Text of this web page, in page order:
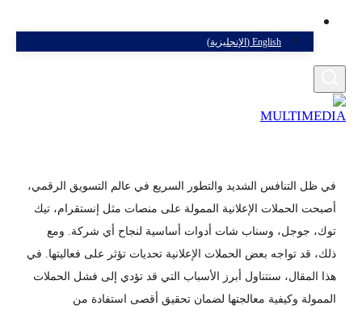
English
( الإنجليزية)
في ظل التنافس الشديد والتطور السريع في عالم التسويق الرقمي،
أصبحت الحملات الإعلانية الممولة على منصات مثل إنستقرام، تيك
توك، جوجل، وسناب شات أدوات أساسية لنجاح أي شركة. ومع
ذلك، قد تواجه بعض الحملات الإعلانية تحديات تؤثر على فعاليتها. في
هذا المقال، سنتناول أبرز الأسباب التي قد تؤدي إلى فشل الحملات
الممولة وكيفية معالجتها لضمان تحقيق أقصى استفادة من